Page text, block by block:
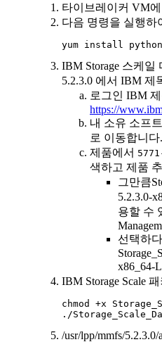
타이브레이커 VM
다음 명령을 실행하
yum install
IBM Storage 스케일
5.2.3.0 에서 IBM 제
로그인 IBM
https://
내 소유 소프
로 이동합니다.
제품에서
색하고 제품
그만큼
5.2.3.0-
용할 수
선택하다
x86_64-
IBM Storage Scale 패
chmod +x
./
/usr/lpp/mmfs/